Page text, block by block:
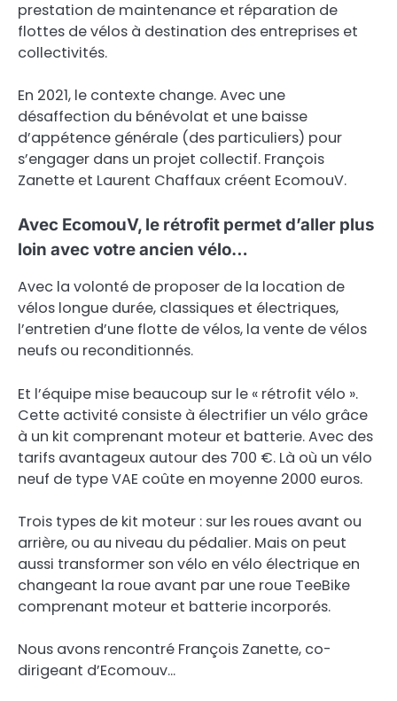
prestation de maintenance et réparation de
flottes de vélos à destination des entreprises et
collectivités.
En 2021, le contexte change. Avec une
désaffection du bénévolat et une baisse
d’appétence générale (des particuliers) pour
s’engager dans un projet collectif. François
Zanette et Laurent Chaffaux créent EcomouV.
Avec EcomouV, le rétrofit permet d’aller plus
loin avec votre ancien vélo…
Avec la volonté de proposer de la location de
vélos longue durée, classiques et électriques,
l’entretien d’une flotte de vélos, la vente de vélos
neufs ou reconditionnés.
Et l’équipe mise beaucoup sur le « rétrofit vélo ».
Cette activité consiste à électrifier un vélo grâce
à un kit comprenant moteur et batterie. Avec des
tarifs avantageux autour des 700 €. Là où un vélo
neuf de type VAE coûte en moyenne 2000 euros.
Trois types de kit moteur : sur les roues avant ou
arrière, ou au niveau du pédalier. Mais on peut
aussi transformer son vélo en vélo électrique en
changeant la roue avant par une roue TeeBike
comprenant moteur et batterie incorporés.
Nous avons rencontré François Zanette, co-
dirigeant d’Ecomouv…